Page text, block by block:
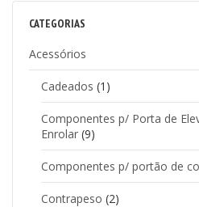
CATEGORIAS
Acessórios
Cadeados (1)
Componentes p/ Porta de
Enrolar (9)
Componentes p/ portão de
Contrapeso (2)